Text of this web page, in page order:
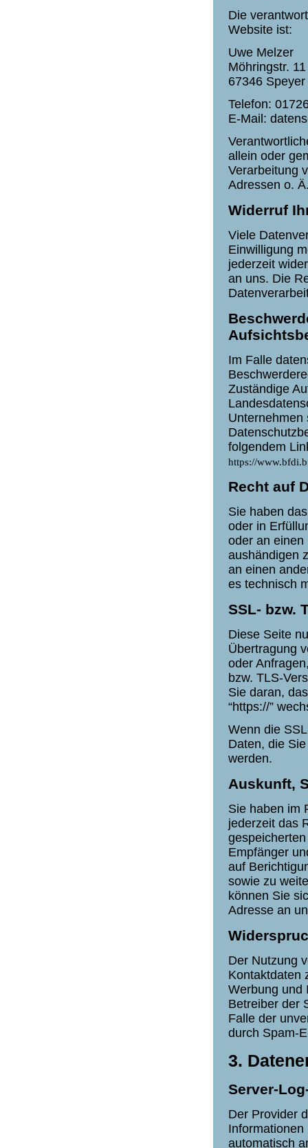
Die
Website ist:
Uwe Melzer
Möhringstr. 11
67346 Speyer
Telefon:
E-Mail:
allein oder
Verarbeitung
Adressen o.
Widerruf
Viele
Einwilligung
jederzeit
an uns. Die
Im Falle
Zuständige
Unternehmen
folgendem
https://
Recht auf
Sie haben
oder in
oder an einen
aushändigen
an einen
es technisch
SSL- bzw.
Diese Seite
Übertragung
oder
bzw. TLS-
Sie daran,
“https://”
Wenn die
Daten, die
werden.
Auskunft,
Sie haben im
jederzeit das
Empfänger
auf
sowie zu
können Sie
Adresse an
Der Nutzung
Kontaktdaten
Werbung und
Betreiber der
Falle der
durch Spam-
3.
Server-
Der Provider
automatisch